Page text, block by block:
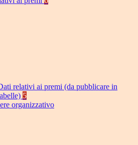
relativi ai premi (da pubblicare in
5
organizzativo